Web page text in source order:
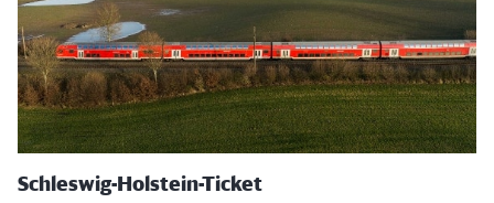
Schleswig-Holstein-Ticket